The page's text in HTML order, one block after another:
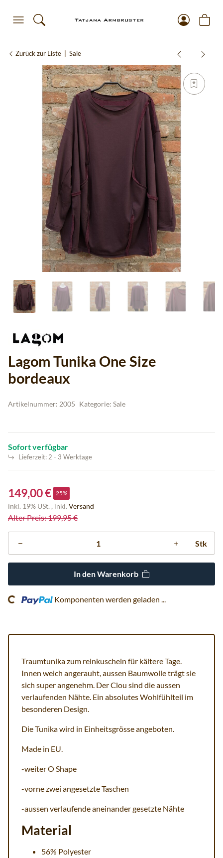
Zurück zur Liste Sale
Lagom Tunika One Size
bordeaux
Artikelnummer: 2005 Kategorie: Sale
Sofort verfügbar
Lieferzeit: 2 - 3 Werktage
149,00 € 25%
inkl. 19% USt. , inkl. Versand
Alter Preis: 199,95 €
Stk
In den Warenkorb
Komponenten werden geladen ...
Traumtunika zum reinkuscheln für kältere Tage.
Innen weich angerauht, aussen Baumwolle trägt sie
sich super angenehm. Der Clou sind die aussen
verlaufenden Nähte. Ein absolutes Wohlfühlteil im
besonderen Design.
Die Tunika wird in Einheitsgrösse angeboten.
Made in EU.
-weiter O Shape
-vorne zwei angesetzte Taschen
-aussen verlaufende aneinander gesetzte Nähte
Material
56% Polyester